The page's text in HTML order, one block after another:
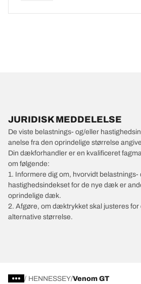
JURIDISK MEDDELELSE
De viste belastnings- og/eller
anelse fra den oprindelige størrelse
Din dækforhandler er en kvalificeret
om følgende:
1. Informere dig om, hvorvidt belastnings-
hastighedsindekset for de nye dæk er
oprindelige dæk.
2. Afgøre, om dæktrykket skal justeres for
alternative størrelse.
/ HENNESSEY Venom GT